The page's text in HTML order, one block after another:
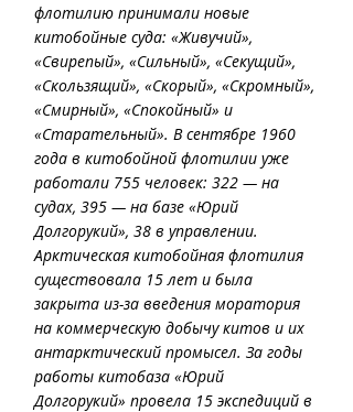
флотилию принимали новые
китобойные суда: «Живучий»,
«Свирепый», «Сильный», «Секущий»,
«Скользящий», «Скорый», «Скромный»,
«Смирный», «Спокойный» и
«Старательный». В сентябре 1960
года в китобойной флотилии уже
работали 755 человек: 322 — на
судах, 395 — на базе «Юрий
Долгорукий», 38 в управлении.
Арктическая китобойная флотилия
существовала 15 лет и была
закрыта из-за введения моратория
на коммерческую добычу китов и их
антарктический промысел. За годы
работы китобаза «Юрий
Долгорукий» провела 15 экспедиций в